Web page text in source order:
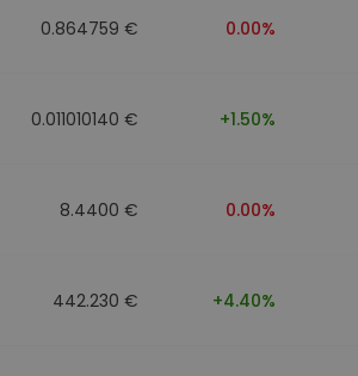
0.864759 € 0.00%
0.011010140 € +1.50%
8.4400 € 0.00%
442.230 € +4.40%